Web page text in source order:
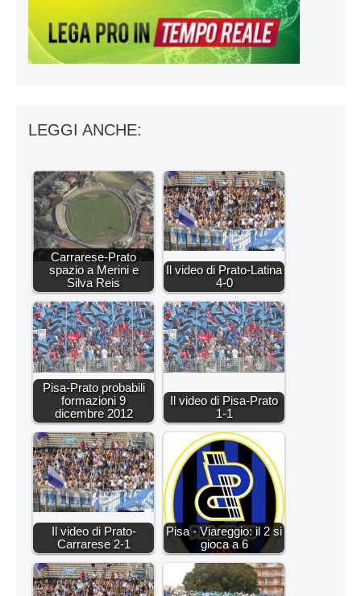
LEGGI ANCHE:
Carrarese-Prato
spazio a Merini e
Silva Reis
Il video di Prato-Latina
4-0
Pisa-Prato probabili
formazioni 9
dicembre 2012
Il video di Pisa-Prato
1-1
Il video di Prato-
Carrarese 2-1
Pisa - Viareggio: il 2 si
gioca a 6